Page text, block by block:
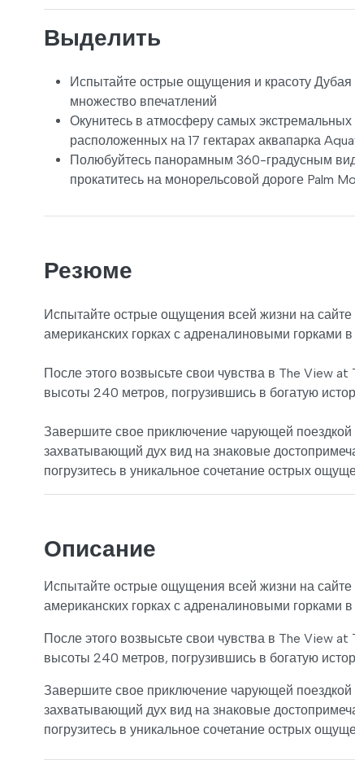
Выделить
Испытайте острые ощущения и красоту
множество впечатлений
Окунитесь в атмосферу самых
расположенных на 17 гектарах аквапарка
Полюбуйтесь панорамным 360-градусным
прокатитесь на монорельсовой дороге Palm
Резюме
Испытайте острые ощущения всей жизни на сайте
американских горках с адреналиновыми горками
После этого возвысьте свои чувства в The View
высоты 240 метров, погрузившись в богатую
Завершите свое приключение чарующей поездкой
захватывающий дух вид на знаковые
погрузитесь в уникальное сочетание острых
Описание
Испытайте острые ощущения всей жизни на сайте
американских горках с адреналиновыми горками
После этого возвысьте свои чувства в The View
высоты 240 метров, погрузившись в богатую
Завершите свое приключение чарующей поездкой
захватывающий дух вид на знаковые
погрузитесь в уникальное сочетание острых